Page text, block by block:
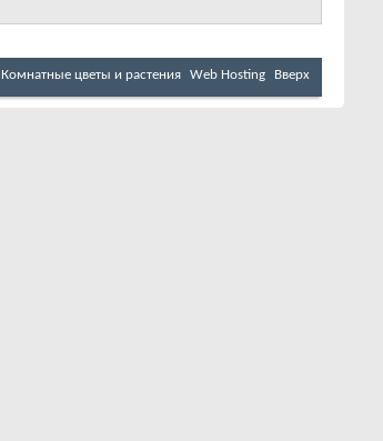
Комнатные цветы и растения Web Hosting Вверх